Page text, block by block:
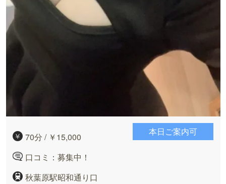
70分 / ￥15,000
口コミ：募集中！
秋葉原駅昭和通り口
本日ご案内可